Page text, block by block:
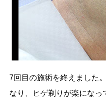
7回目の施術を終えました
なり、ヒゲ剃りが楽にな